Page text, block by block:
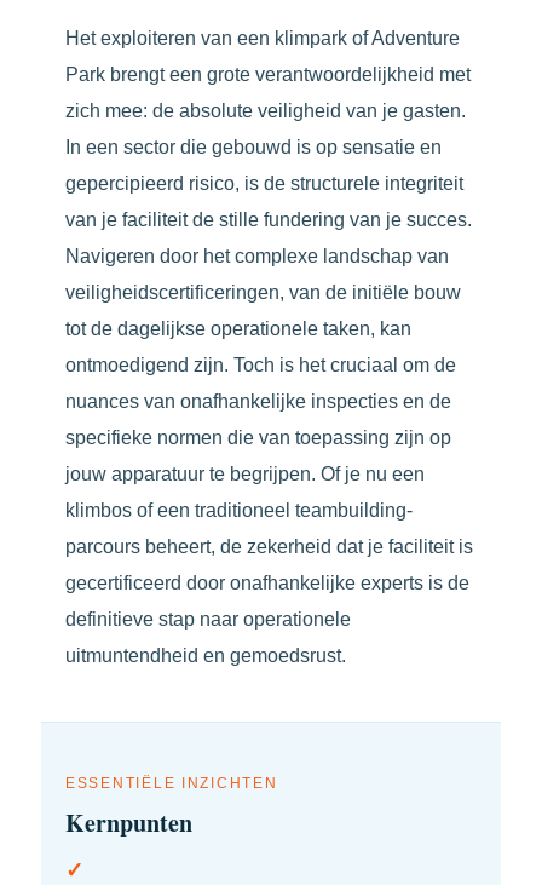
Het exploiteren van een klimpark of Adventure
Park brengt een grote verantwoordelijkheid met
zich mee: de absolute veiligheid van je gasten.
In een sector die gebouwd is op sensatie en
gepercipieerd risico, is de structurele integriteit
van je faciliteit de stille fundering van je succes.
Navigeren door het complexe landschap van
veiligheidscertificeringen, van de initiële bouw
tot de dagelijkse operationele taken, kan
ontmoedigend zijn. Toch is het cruciaal om de
nuances van onafhankelijke inspecties en de
specifieke normen die van toepassing zijn op
jouw apparatuur te begrijpen. Of je nu een
klimbos of een traditioneel teambuilding-
parcours beheert, de zekerheid dat je faciliteit is
gecertificeerd door onafhankelijke experts is de
definitieve stap naar operationele
uitmuntendheid en gemoedsrust.
ESSENTIËLE INZICHTEN
Kernpunten
✓